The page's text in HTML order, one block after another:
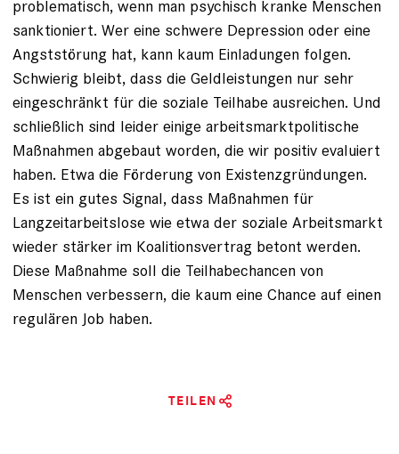
problematisch, wenn man psychisch kranke Menschen
sanktioniert. Wer eine schwere Depression oder eine
Angststörung hat, kann kaum Einladungen folgen.
Schwierig bleibt, dass die Geldleistungen nur sehr
eingeschränkt für die soziale Teilhabe ausreichen. Und
schließlich sind leider einige arbeitsmarktpolitische
Maßnahmen abgebaut worden, die wir positiv evaluiert
haben. Etwa die Förderung von Existenzgründungen.
Es ist ein gutes Signal, dass Maßnahmen für
Langzeitarbeitslose wie etwa der soziale Arbeitsmarkt
wieder stärker im Koalitionsvertrag betont werden.
Diese Maßnahme soll die Teilhabechancen von
Menschen verbessern, die kaum eine Chance auf einen
regulären Job haben.
TEILEN